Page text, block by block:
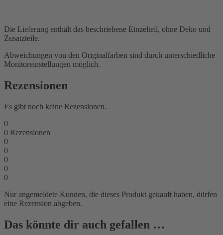
Die Lieferung enthält das beschriebene Einzelteil, ohne Deko und
Zusatzteile.
Abweichungen von den Originalfarben sind durch unterschiedliche
Monitoreinstellungen möglich.
Rezensionen
Es gibt noch keine Rezensionen.
0
0 Rezensionen
0
0
0
0
0
Nur angemeldete Kunden, die dieses Produkt gekauft haben, dürfen
eine Rezension abgeben.
Das könnte dir auch gefallen …